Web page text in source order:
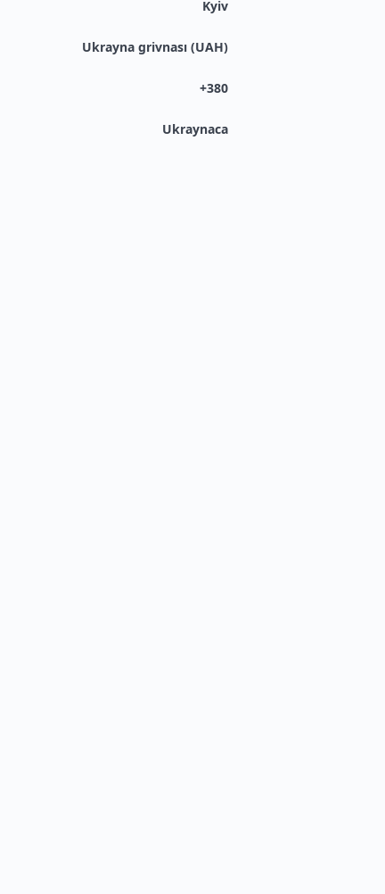
Kyiv
Ukrayna grivnası (UAH)
+380
Ukraynaca